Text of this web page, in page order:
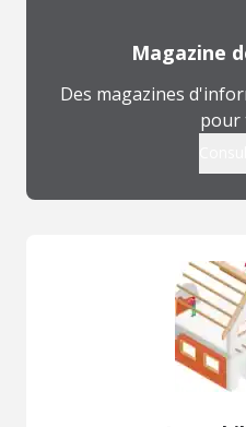
Magazine
Des magazines
pour